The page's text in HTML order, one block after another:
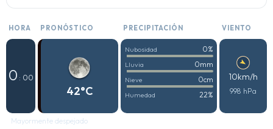
HORA PRONÓSTICO PRECIPITACIÓN VIENTO
0 : 00
42°C
Nubosidad 0%
Lluvia 0mm
Nieve 0cm
Humedad 22%
10km/h
998 hPa
Mayormente despejado